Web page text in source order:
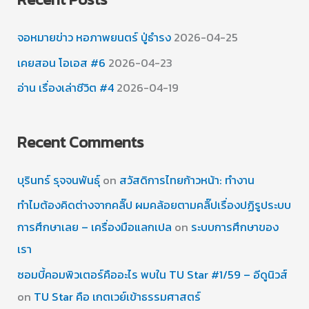
จอหมายข่าว หอภาพยนตร์ ปู่ธำรง 2026-04-25
เคยสอน โอเอส #6 2026-04-23
อ่าน เรื่องเล่าชีวิต #4 2026-04-19
Recent Comments
บุรินทร์ รุจจนพันธุ์on สวัสดิการไทยก้าวหน้า: ทำงาน
ทำไมต้องคิดต่างจากคลิ๊ป ผมคล้อยตามคลิ๊ปเรื่องปฏิรูประบบ
การศึกษาเลย – เครื่องมือแลกเปล on ระบบการศึกษาของ
เรา
ซอมบี้คอมพิวเตอร์คืออะไร พบใน TU Star #1/59 – อีดูนิวส์
on TU Star คือ เกตเวย์เข้าธรรมศาสตร์